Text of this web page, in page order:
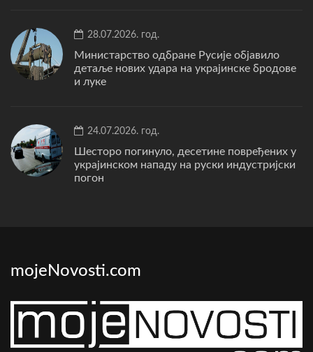
28.07.2026. год.
Министарство одбране Русије објавило
детаље нових удара на украјинске бродове
и луке
24.07.2026. год.
Шесторо погинуло, десетине повређених у
украјинском нападу на руски индустријски
погон
mojeNovosti.com